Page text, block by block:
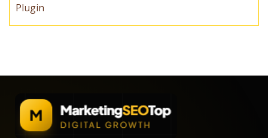
Plugin